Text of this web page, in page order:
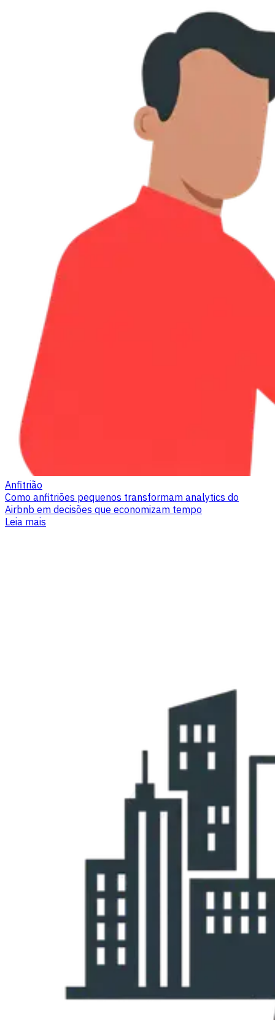
Anfitrião
Como anfitriões pequenos transformam analytics do
Airbnb em decisões que economizam tempo
Leia mais